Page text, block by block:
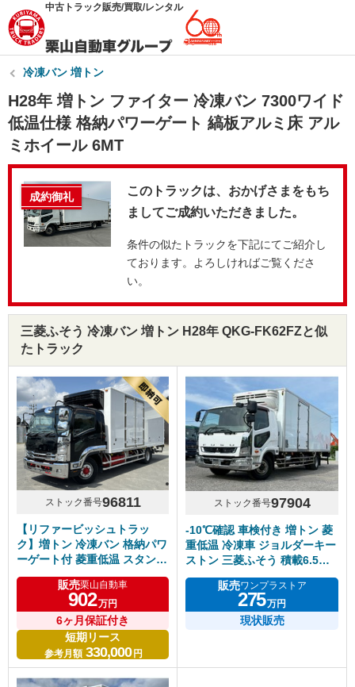
中古トラック販売/買取/レンタル
冷凍バン 増トン
H28年 増トン ファイター 冷凍バン 7300ワイド
低温仕様 格納パワーゲート 縞板アルミ床 アル
ミホイール 6MT
成約御礼
このトラックは、おかげさまをもち
ましてご成約いただきました。
条件の似たトラックを下記にてご紹介し
ております。よろしければご覧くださ
い。
三菱ふそう 冷凍バン 増トン H28年 QKG-FK62FZと似
たトラック
ストック番号96811
【リファービッシュトラッ
ク】増トン 冷凍バン 格納パワ
ーゲート付 菱重低温 スタンバ
イ 6300ワイド リアエアサス
サイド観音扉 低走行8.4万㎞ 6
速マニュアル いすゞフォワー
ド 塗装仕上げ済
販売栗山自動車
902万円
6ヶ月保証付き
短期リース
参考月額 330,000円
ストック番号97904
-10℃確認 車検付き 増トン 菱
重低温 冷凍車 ジョルダーキー
ストン 三菱ふそう 積載6.5ト
ン
販売ワンプラストア
275万円
現状販売